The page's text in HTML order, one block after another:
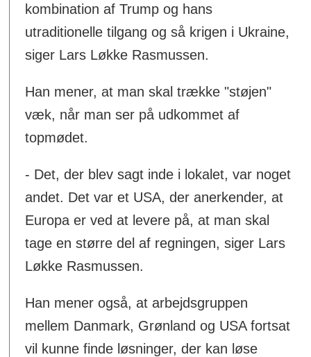
kombination af Trump og hans
utraditionelle tilgang og så krigen i Ukraine,
siger Lars Løkke Rasmussen.
Han mener, at man skal trække "støjen"
væk, når man ser på udkommet af
topmødet.
- Det, der blev sagt inde i lokalet, var noget
andet. Det var et USA, der anerkender, at
Europa er ved at levere på, at man skal
tage en større del af regningen, siger Lars
Løkke Rasmussen.
Han mener også, at arbejdsgruppen
mellem Danmark, Grønland og USA fortsat
vil kunne finde løsninger, der kan løse